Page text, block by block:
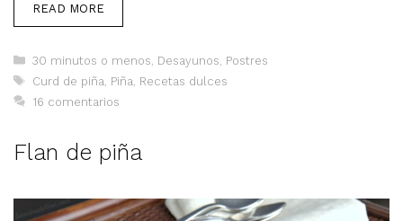
READ MORE
Categorías
30 minutos o menos Desayunos Postres
Etiquetas
Curd de piña Piña Recetas dulces
16 comentarios
Flan de piña